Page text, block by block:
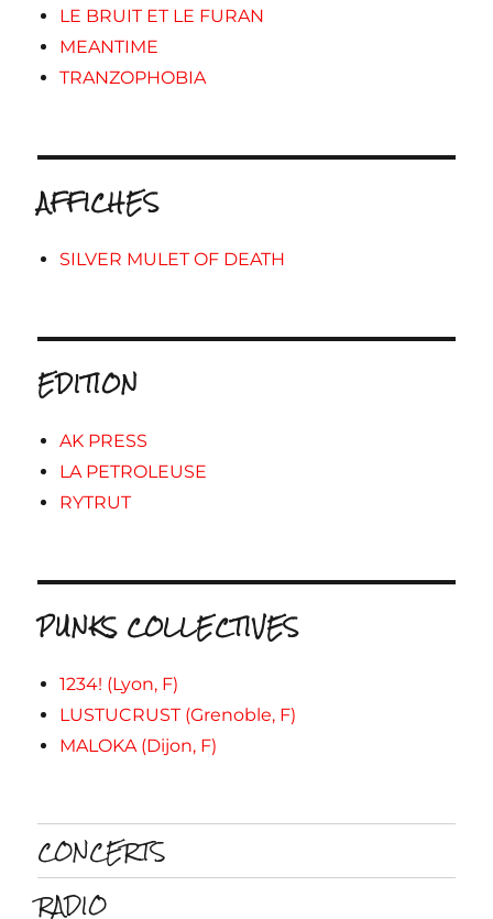
LE BRUIT ET LE FURAN
MEANTIME
TRANZOPHOBIA
AFFICHES
SILVER MULET OF DEATH
EDITION
AK PRESS
LA PETROLEUSE
RYTRUT
PUNKS COLLECTIVES
1234! (Lyon, F)
LUSTUCRUST (Grenoble, F)
MALOKA (Dijon, F)
CONCERTS
RADIO